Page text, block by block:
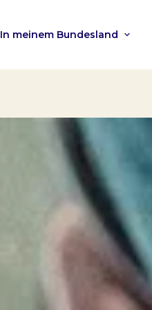
In meinem Bundesland